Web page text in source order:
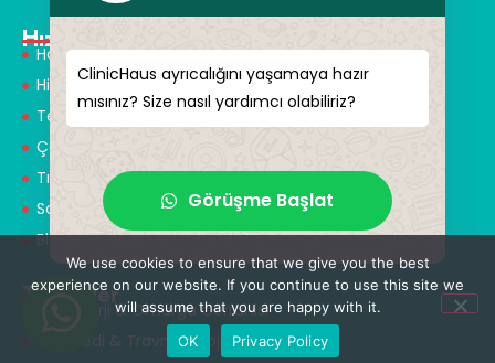
Hızlı Menü
Hakkımızda
Hizmetlerimiz
Tedaviler
Çözüm Ortakları
Tıbbi Tanışmanlar
Sağlık Turizmi
Blog
Tedaviler
Nöroşirürji & Omurga Cerrahisi
Ortopedi & Travmatoloji
ClinicHaus ayrıcalığını yaşamaya hazır
mısınız? Size nasıl yardımcı olabiliriz?
Görüşme Başlat
We use cookies to ensure that we give you the best
experience on our website. If you continue to use this site we
will assume that you are happy with it.
OK
Privacy Policy